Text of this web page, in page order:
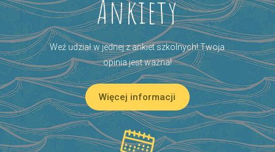
Ankiety
Weź udział w jednej z ankiet szkolnych! Twoja
opinia jest ważna!
Więcej informacji